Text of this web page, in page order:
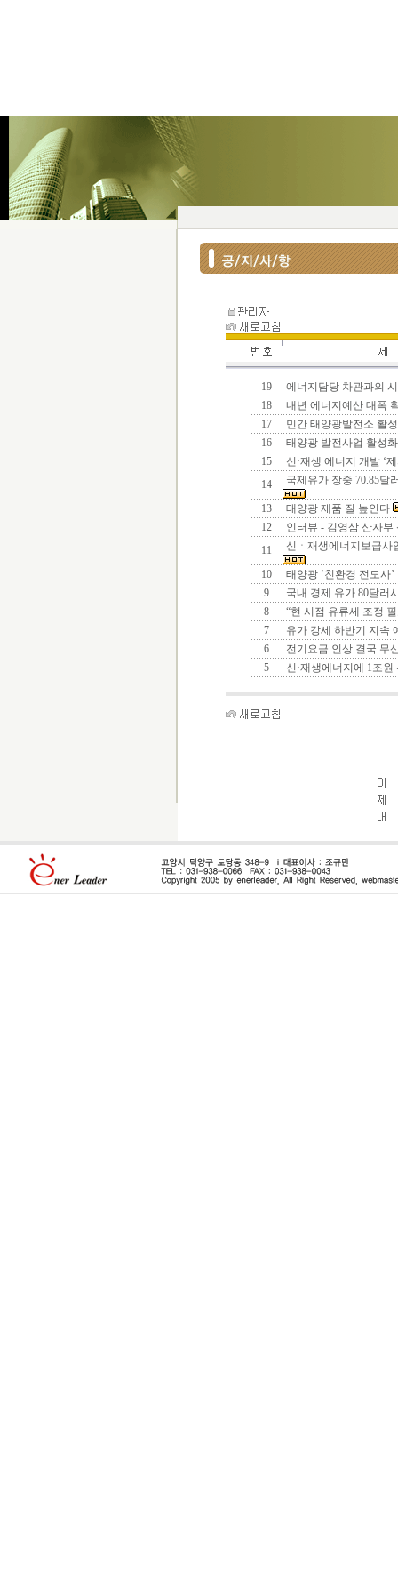
19
에너지담당 차관과의
18
내년 에너지예산 대폭
17
민간 태양광발전소 활
16
태양광 발전사업 활성
15
신·재생 에너지 개발 ‘
14
국제유가 장중 70.85달
13
태양광 제품 질 높인다
12
인터뷰 - 김영삼 산자
11
신ㆍ재생에너지보급
10
태양광 ‘친환경 전도사
9
국내 경제 유가 80달러
8
“현 시점 유류세 조정
7
유가 강세 하반기 지속
6
전기요금 인상 결국 무
5
신·재생에너지에 1조